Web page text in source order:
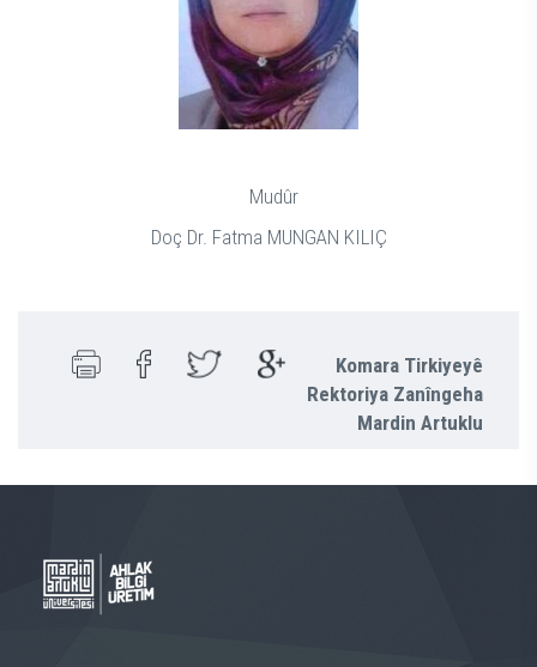
Mudûr
Doç Dr. Fatma MUNGAN KILIÇ
Komara Tirkiyeyê
Rektoriya Zanîngeha
Mardin Artuklu